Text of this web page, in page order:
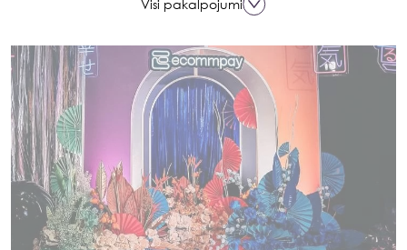
Visi pakalpojumi